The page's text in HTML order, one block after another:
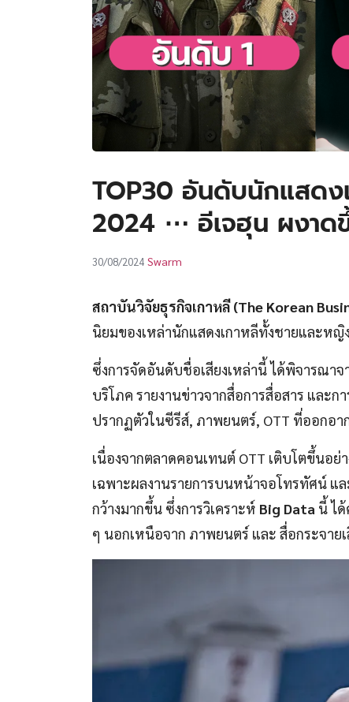
TOP30 อันดับนักแสดง
2024 ⋯ อีเจฮุน ผงาด
30/08/2024 Swarm
สถาบันวิจัยธุรกิจเกาหลี (The Korean
นิยมของเหล่านักแสดงเกาหลีทั้งชายและหญิ
ซึ่งการจัดอันดับชื่อเสียงเหล่านี้ ได้พิจารณา
บริโภค รายงานข่าวจากสื่อการสื่อสาร และ
ปรากฏตัวในซีรีส์, ภาพยนตร์, OTT ที่ออกอ
เนื่องจากตลาดคอนเทนต์ OTT เติบโตขึ้นอ
เฉพาะผลงานรายการบนหน้าจอโทรทัศน์ แ
กว้างมากขึ้น ซึ่งการวิเคราะห์ Big Data นี้ ไ
ๆ นอกเหนือจาก ภาพยนตร์ และ สื่อกระจายเ